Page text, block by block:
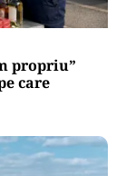
propriu”
care